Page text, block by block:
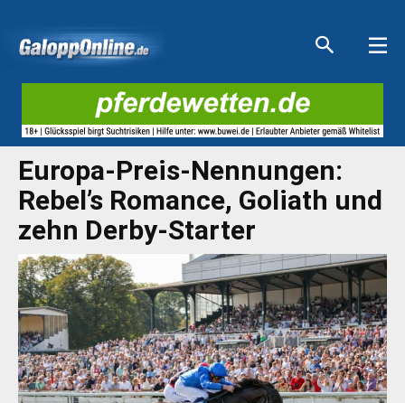
Europa-Preis-Nennungen:
Rebel’s Romance, Goliath und
zehn Derby-Starter